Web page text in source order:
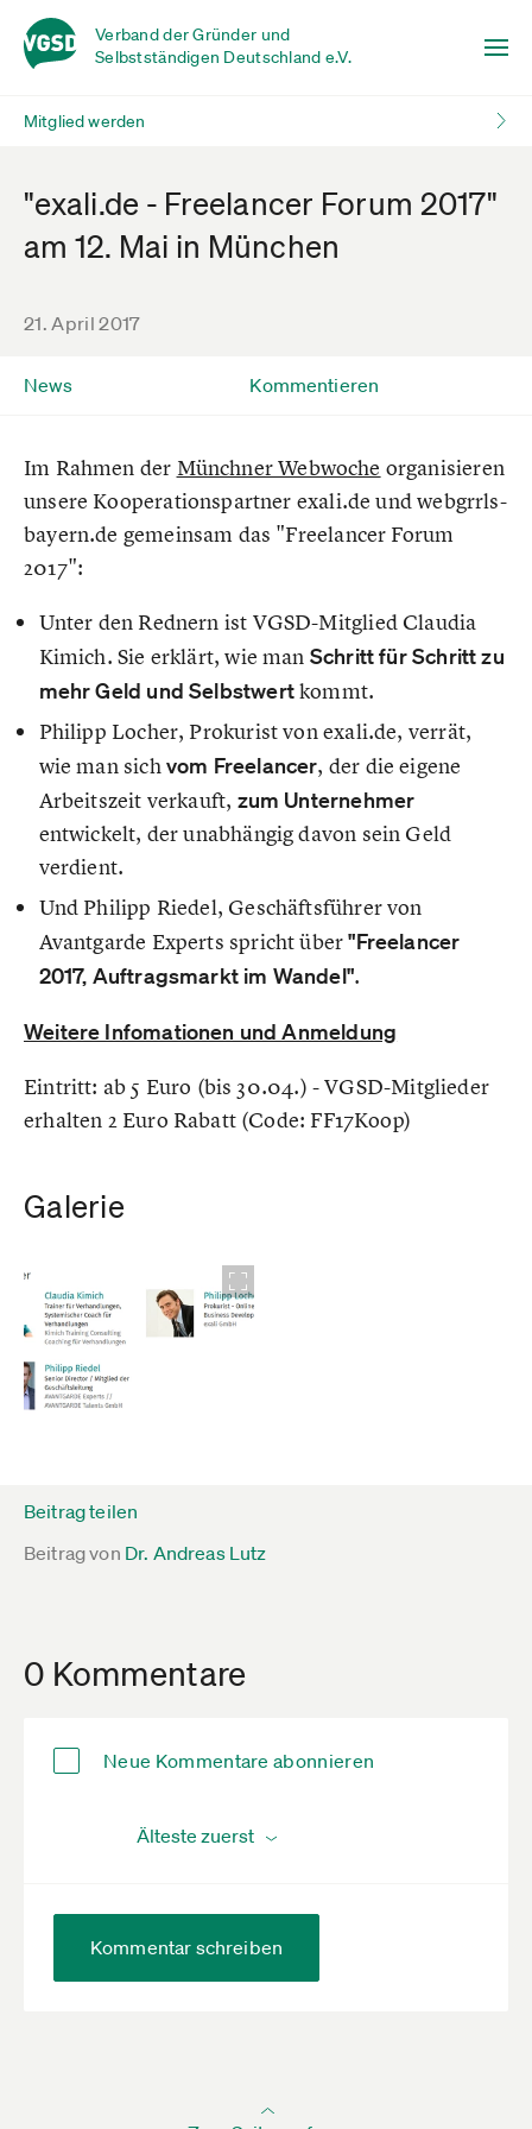
Verband der Gründer und
Selbstständigen Deutschland e.V.
Mitglied werden
"exali.de - Freelancer Forum 2017"
am 12. Mai in München
21. April 2017
News Kommentieren
Im Rahmen der Münchner Webwoche organisieren
unsere Kooperationspartner exali.de und webgrrls-
bayern.de gemeinsam das "Freelancer Forum
2017":
Unter den Rednern ist VGSD-Mitglied Claudia
Kimich. Sie erklärt, wie man Schritt für Schritt zu
mehr Geld und Selbstwertkommt.
Philipp Locher, Prokurist von exali.de, verrät,
wie man sichvom Freelancer, der die eigene
Arbeitszeit verkauft, zum Unternehmer
entwickelt, der unabhängig davon sein Geld
verdient.
Und Philipp Riedel, Geschäftsführer von
Avantgarde Experts spricht über"Freelancer
2017, Auftragsmarkt im Wandel".
Weitere Infomationen und Anmeldung
Eintritt: ab 5 Euro (bis 30.04.) - VGSD-Mitglieder
erhalten 2 Euro Rabatt (Code: FF17Koop)
Galerie
Beitrag teilen
Beitrag von Dr. Andreas Lutz
0 Kommentare
Neue Kommentare abonnieren
Kommentar schreiben